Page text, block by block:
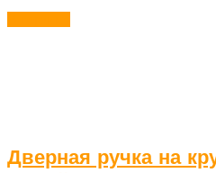
Дверная ручка на